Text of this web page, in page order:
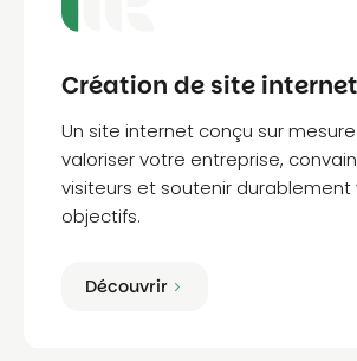
Création de site internet
Un site internet conçu sur
valoriser votre entreprise,
visiteurs et soutenir durablement
objectifs.
Découvrir